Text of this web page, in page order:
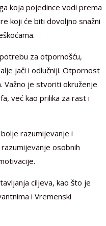
koja pojedince vodi prema
koji će biti dovoljno snažni
za otpornošću,
jači i odlučniji. Otpornost
Važno je stvoriti okruženje
već kao prilika za rast i
razumijevanje i
osobnih
ciljeva, kao što je
i Vremenski